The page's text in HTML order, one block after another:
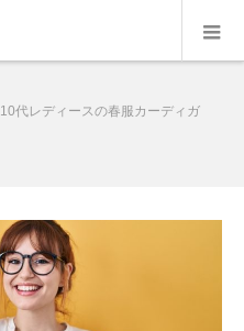
10代レディースの春服カーディガ